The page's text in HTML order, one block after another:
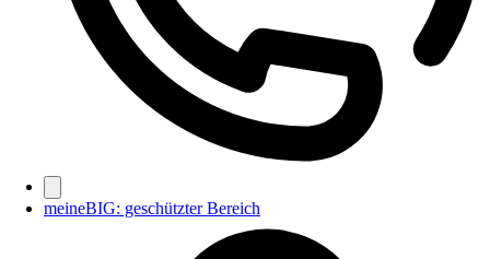
meineBIG: geschützter Bereich